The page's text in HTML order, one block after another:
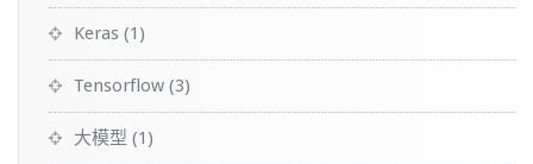
Keras (1)
Tensorflow (3)
大模型 (1)